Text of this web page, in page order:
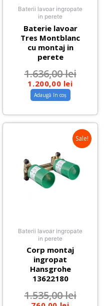
Baterii lavoar ingropate
in perete
Baterie lavoar
Tres Montblanc
cu montaj in
perete
1.636,00lei
1.200,00 lei
Adaugă în coș
Sale!
Baterii lavoar ingropate
in perete
Corp montaj
ingropat
Hansgrohe
13622180
1.535,00lei